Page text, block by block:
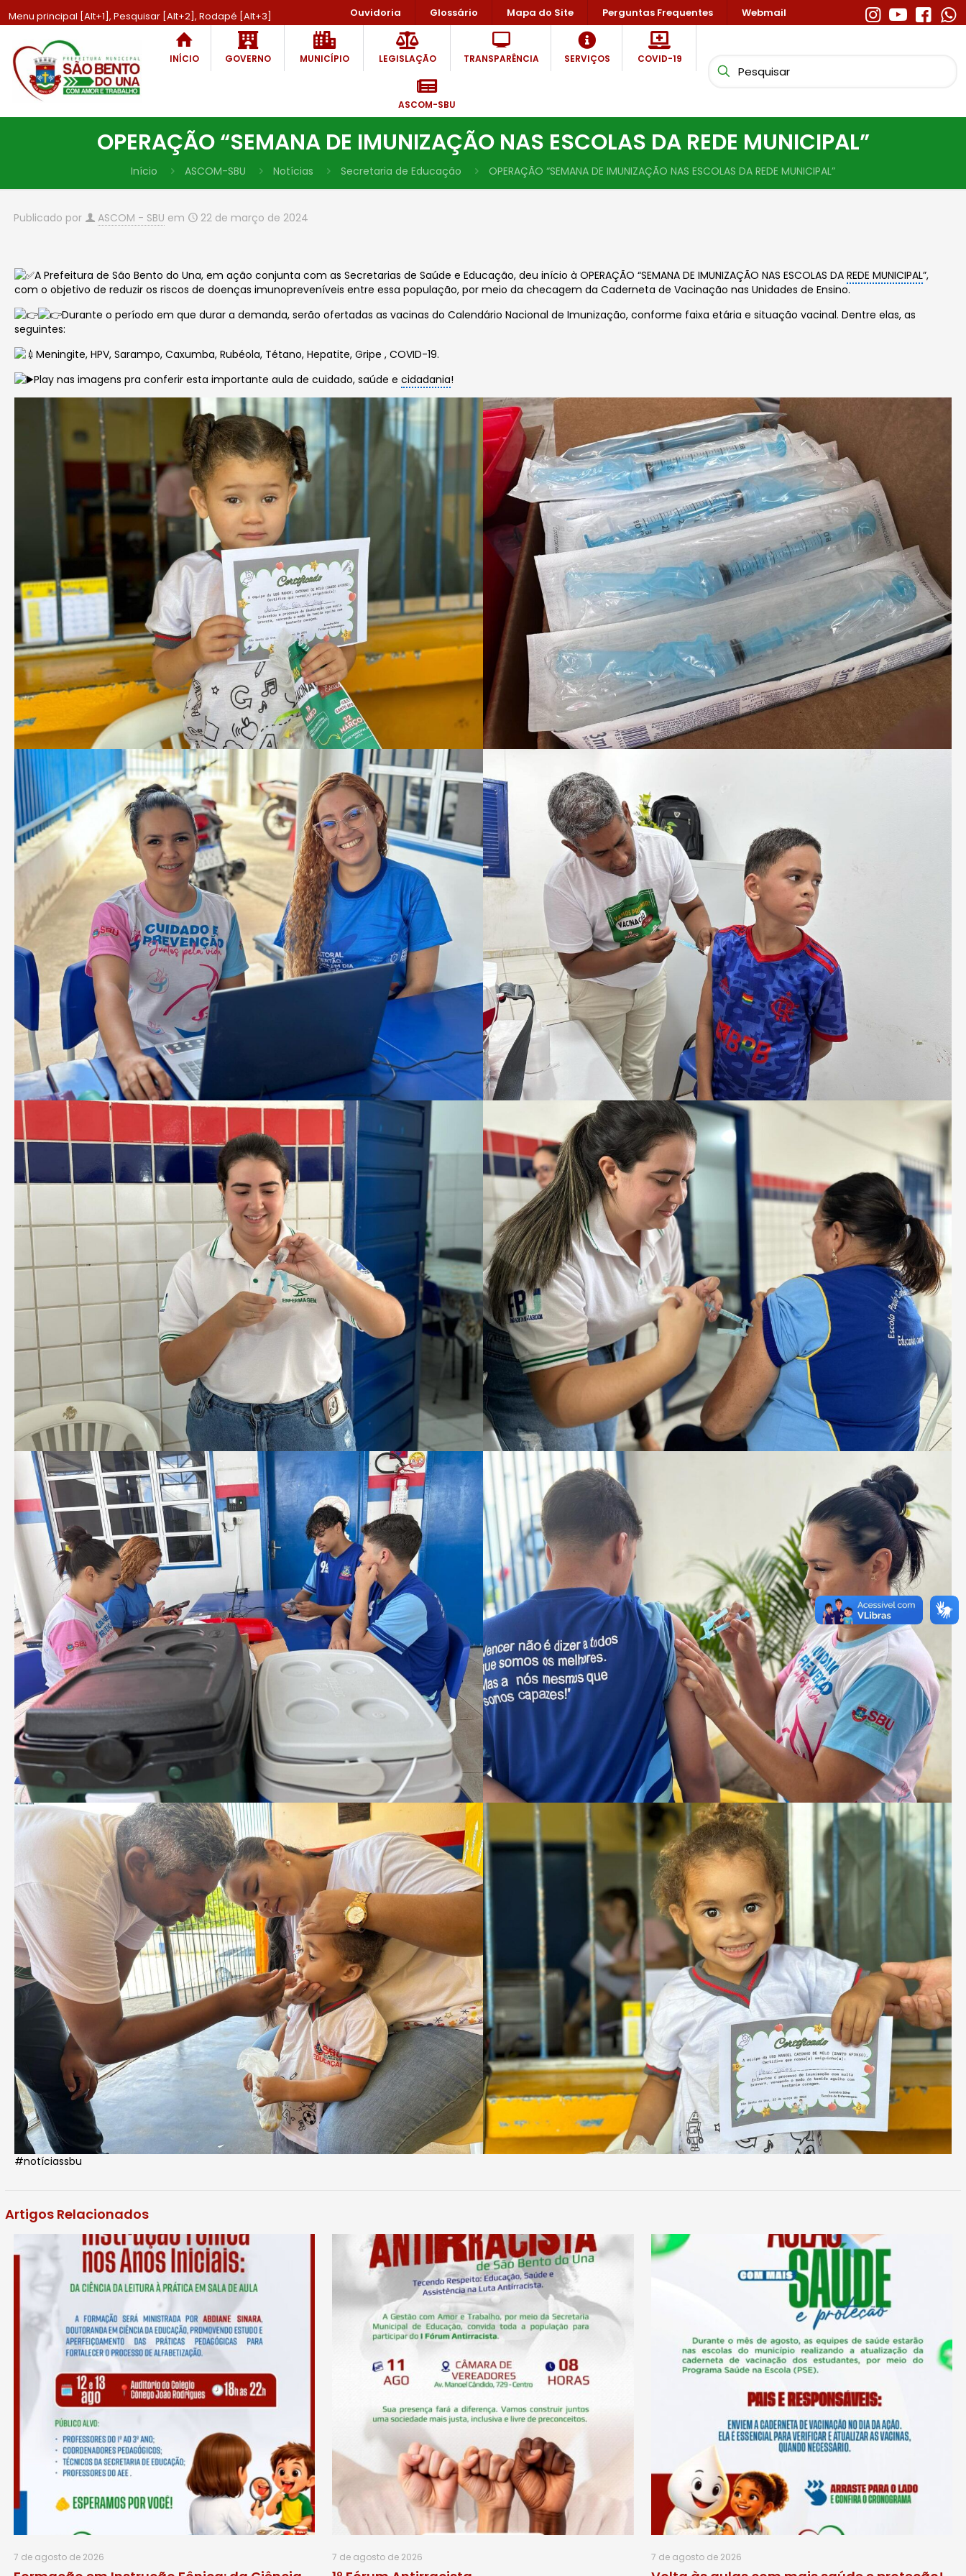
Menu principal [Alt+1], Pesquisar [Alt+2], Rodapé [Alt+3] Ouvidoria Glossário Mapa do Site Perguntas Frequentes Webmail
INÍCIO GOVERNO MUNICÍPIO LEGISLAÇÃO TRANSPARÊNCIA SERVIÇOS COVID-19
ASCOM-SBU
OPERAÇÃO “SEMANA DE IMUNIZAÇÃO NAS ESCOLAS DA REDE MUNICIPAL”
Início ASCOM-SBU Notícias Secretaria de Educação OPERAÇÃO “SEMANA DE IMUNIZAÇÃO NAS ESCOLAS DA REDE MUNICIPAL”
Publicado por ASCOM - SBU em 22 de março de 2024
A Prefeitura de São Bento do Una, em ação conjunta com as Secretarias de Saúde e Educação, deu início à OPERAÇÃO “SEMANA DE IMUNIZAÇÃO NAS ESCOLAS DAREDE MUNICIPAL”,
com o objetivo de reduzir os riscos de doenças imunopreveníveis entre essa população, por meio da checagem da Caderneta de Vacinação nas Unidades de Ensino.
Durante o período em que durar a demanda, serão ofertadas as vacinas do Calendário Nacional de Imunização, conforme faixa etária e situação vacinal.Dentre elas, as
seguintes:
Meningite, HPV, Sarampo, Caxumba, Rubéola, Tétano, Hepatite, Gripe , COVID-19.
Play nas imagens pra conferir esta importante aula de cuidado, saúde ecidadania!
#notíciassbu
Artigos Relacionados
7 de agosto de 2026 7 de agosto de 2026 7 de agosto de 2026